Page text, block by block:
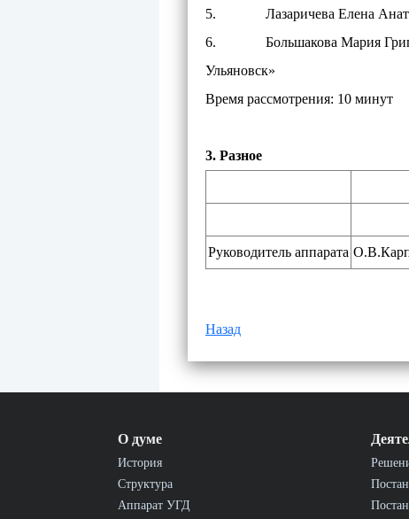
5. Лазаричева Елена
6. Большакова Мария
Ульяновск»
Время рассмотрения: 10 минут
3. Разное
Руководитель аппарата
Назад
О думе
История
Структура
Аппарат УГД